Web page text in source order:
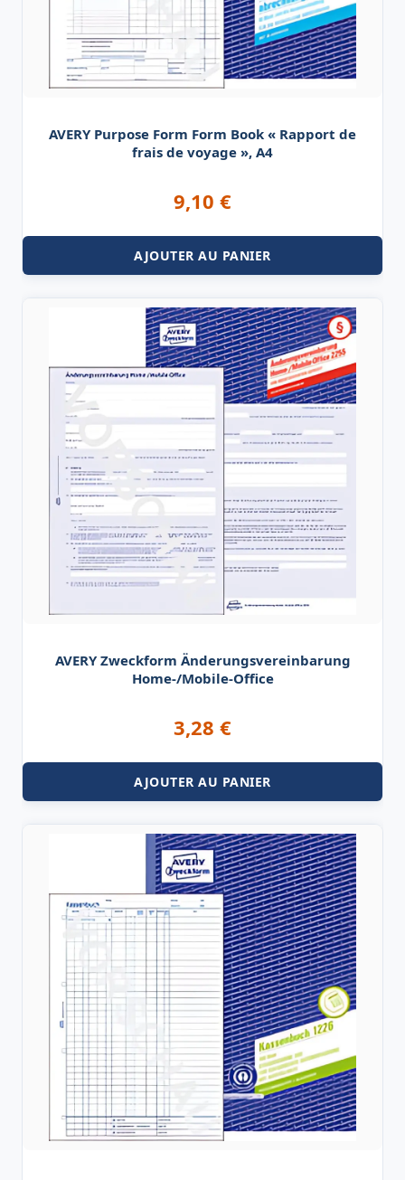
AVERY Purpose Form Form Book « Rapport de
frais de voyage », A4
9,10 €
AJOUTER AU PANIER
AVERY Zweckform Änderungsvereinbarung
Home-/Mobile-Office
3,28 €
AJOUTER AU PANIER